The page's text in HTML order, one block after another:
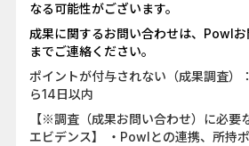
なる可能性がございます。
成果に関するお問い合わせは、Powlお
までご連絡ください。
ポイントが付与されない（成果調査）
ら14日以内
【※調査（成果お問い合わせ）に必要
エビデンス】 ・Powlとの連携、所持